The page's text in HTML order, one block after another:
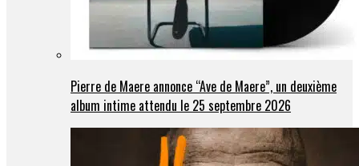
Pierre de Maere annonce “Ave de Maere”, un deuxième
album intime attendu le 25 septembre 2026